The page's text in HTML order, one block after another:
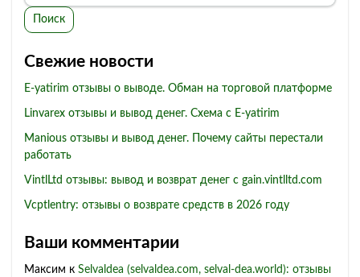
Поиск
Свежие новости
E-yatirim отзывы о выводе. Обман на торговой платформе
Linvarex отзывы и вывод денег. Схема с E-yatirim
Manious отзывы и вывод денег. Почему сайты перестали
работать
VintlLtd отзывы: вывод и возврат денег с gain.vintlltd.com
Vcptlentry: отзывы о возврате средств в 2026 году
Ваши комментарии
Максим к Selvaldea (selvaldea.com, selval-dea.world): отзывы